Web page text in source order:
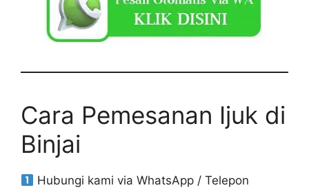
Cara Pemesanan Ijuk di
Binjai
Hubungi kami via WhatsApp / Telepon